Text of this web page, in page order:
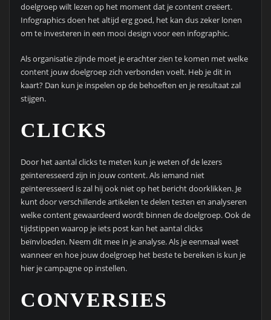
doelgroep wilt lezen op het moment dat je content creëert.
Infographics doen het altijd erg goed, het kan dus zeker lonen
om te investeren in een mooi design voor een infographic.
Als organisatie zijnde moet je erachter zien te komen met welke
content jouw doelgroep zich verbonden voelt. Heb je dit in
kaart? Dan kun je inspelen op de behoeften en je resultaat zal
stijgen.
CLICKS
Door het aantal clicks te meten kun je weten of de lezers
geïnteresseerd zijn in jouw content. Als iemand niet
geïnteresseerd is zal hij ook niet op het bericht doorklikken. Je
kunt door verschillende artikelen te delen testen en analyseren
welke content gewaardeerd wordt binnen de doelgroep. Ook de
tijdstippen waarop je iets post kan het aantal clicks
beïnvloeden. Neem dit mee in je analyse. Als je eenmaal weet
wanneer en hoe jouw doelgroep het beste te bereiken is kun je
hier je campagne op instellen.
CONVERSIES